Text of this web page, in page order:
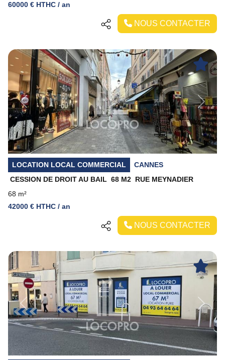
60000 € HTHC / an
NOUS CONTACTER
Previous Next
LOCATION LOCAL COMMERCIAL
CANNES
CESSION DE DROIT AU BAIL  68 M2  RUE MEYNADIER
68 m²
42000 € HTHC / an
NOUS CONTACTER
Previous Next